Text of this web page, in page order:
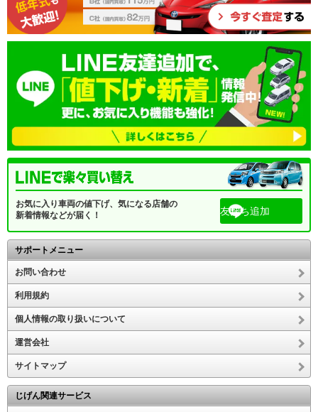
お気に入り車両の値下げ、気になる店舗の
新着情報などが届く！
友だち追加
サポートメニュー
お問い合わせ
利用規約
個人情報の取り扱いについて
運営会社
サイトマップ
じげん関連サービス